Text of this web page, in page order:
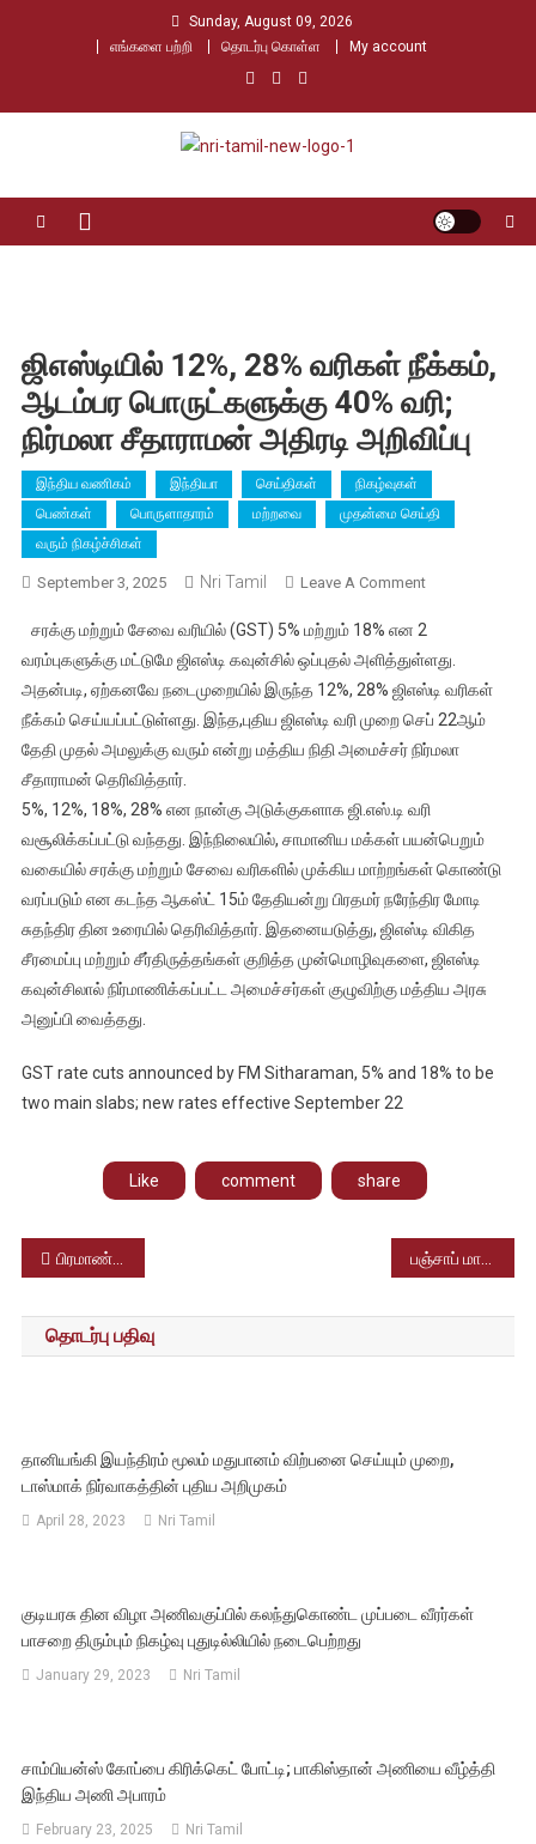
Sunday, August 09, 2026
எங்களை பற்றி
தொடர்பு கொள்ள My account
Nri Tamil
ஜிஎஸ்டியில் 12%, 28% வரிகள் நீக்கம்,
ஆடம்பர பொருட்களுக்கு 40% வரி;
நிர்மலா சீதாராமன் அதிரடி அறிவிப்பு
இந்திய வணிகம் இந்தியா செய்திகள்
நிகழ்வுகள்
பெண்கள்
பொருளாதாரம் மற்றவை
முதன்மை செய்தி
வரும் நிகழ்ச்சிகள்
September 3, 2025 Nri Tamil Leave A CommentOn
12%,
28%
வரிகள்
நீக்கம்,
ஆடம்பர
40%
வரி;
அதிரடி
அறிவிப்பு
சரக்கு மற்றும் சேவை வரியில் (GST) 5% மற்றும் 18% என 2
வரம்புகளுக்கு மட்டுமே ஜிஎஸ்டி கவுன்சில் ஒப்புதல் அளித்துள்ளது.
அதன்படி, ஏற்கனவே நடைமுறையில் இருந்த 12%, 28% ஜிஎஸ்டி வரிகள்
நீக்கம் செய்யப்பட்டுள்ளது. இந்த,புதிய ஜிஎஸ்டி வரி முறை செப் 22ஆம்
தேதி முதல் அமலுக்கு வரும் என்று மத்திய நிதி அமைச்சர் நிர்மலா
சீதாராமன் தெரிவித்தார்.
5%, 12%, 18%, 28% என நான்கு அடுக்குகளாக ஜி.எஸ்.டி வரி
வசூலிக்கப்பட்டு வந்தது. இந்நிலையில், சாமானிய மக்கள் பயன்பெறும்
வகையில் சரக்கு மற்றும் சேவை வரிகளில் முக்கிய மாற்றங்கள் கொண்டு
வரப்படும் என கடந்த ஆகஸ்ட் 15ம் தேதியன்று பிரதமர் நரேந்திர மோடி
சுதந்திர தின உரையில் தெரிவித்தார். இதனையடுத்து, ஜிஎஸ்டி விகித
சீரமைப்பு மற்றும் சீர்திருத்தங்கள் குறித்த முன்மொழிவுகளை, ஜிஎஸ்டி
கவுன்சிலால் நிர்மாணிக்கப்பட்ட அமைச்சர்கள் குழுவிற்கு மத்திய அரசு
அனுப்பி வைத்தது.
GST rate cuts announced by FM Sitharaman, 5% and 18% to be
two main slabs; new rates effective September 22
Like comment share
Post
navigation
பிரமாண்ட ராணுவ அணிவகுப்பு நடத்திய சீனா; நிகழ்ச்சியில் பங்குகொண்ட ரஷ்யா மற்றும் வட கொரிய அதிபர்கள்
தொடர்பு பதிவு
தானியங்கி இயந்திரம் மூலம் மதுபானம் விற்பனை செய்யும் முறை,
டாஸ்மாக் நிர்வாகத்தின் புதிய அறிமுகம்
April 28, 2023 Nri Tamil
குடியரசு தின விழா அணிவகுப்பில் கலந்துகொண்ட முப்படை வீரர்கள்
பாசறை திரும்பும் நிகழ்வு புதுடில்லியில் நடைபெற்றது
January 29, 2023 Nri Tamil
சாம்பியன்ஸ் கோப்பை கிரிக்கெட் போட்டி; பாகிஸ்தான் அணியை வீழ்த்தி
இந்திய அணி அபாரம்
February 23, 2025 Nri Tamil